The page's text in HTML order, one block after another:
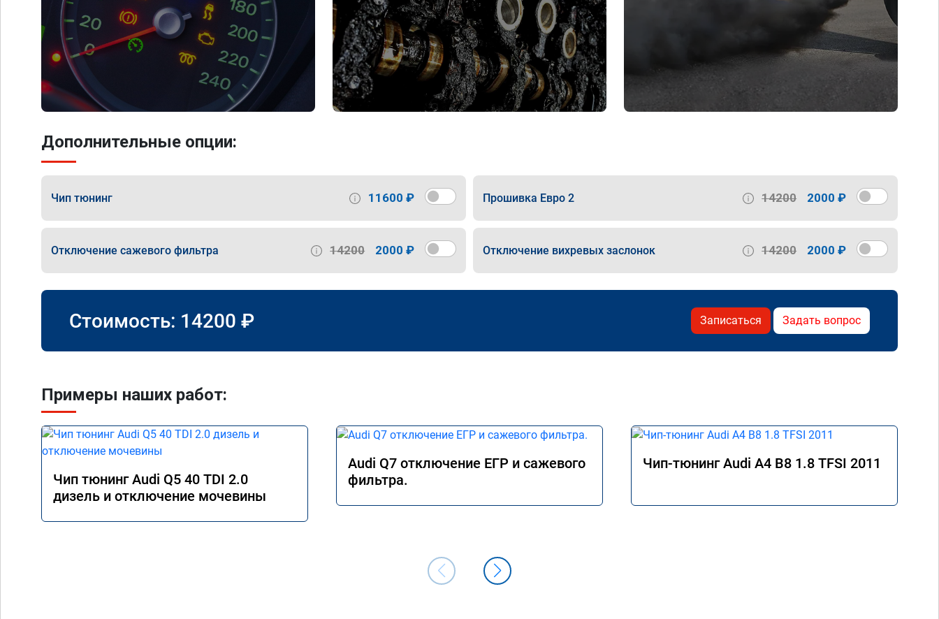
Дополнительные опции:
Чип тюнинг 11600 ₽ Прошивка Евро 2 14200 2000 ₽
Отключение сажевого фильтра 14200 2000 ₽ Отключение вихревых заслонок 14200 2000 ₽
Стоимость: 14200 ₽ Записаться Задать вопрос
Примеры наших работ:
Чип тюнинг Audi Q5 40 TDI 2.0
дизель и отключение мочевины
Audi Q7 отключение ЕГР и сажевого
фильтра.
Чип-тюнинг Audi A4 B8 1.8 TFSI 2011